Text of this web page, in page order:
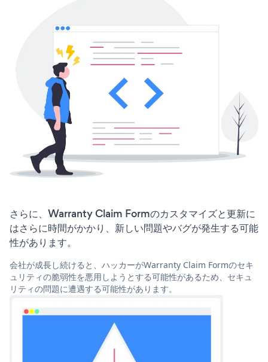
さらに、Warranty Claim Formのカスタマイズと更新に
はさらに時間がかかり、新しい問題やバグが発生する可能
性があります。
会社が成長し続けると、ハッカーがWarranty Claim Formのセキ
ュリティの脆弱性を悪用しようとする可能性があるため、セキュ
リティの問題に遭遇する可能性があります。